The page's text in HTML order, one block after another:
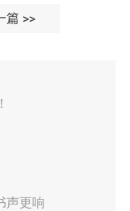
篇 >>
声更响